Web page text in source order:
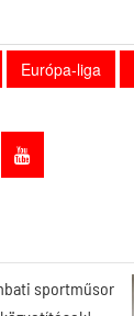
Európa-liga
sportműsor